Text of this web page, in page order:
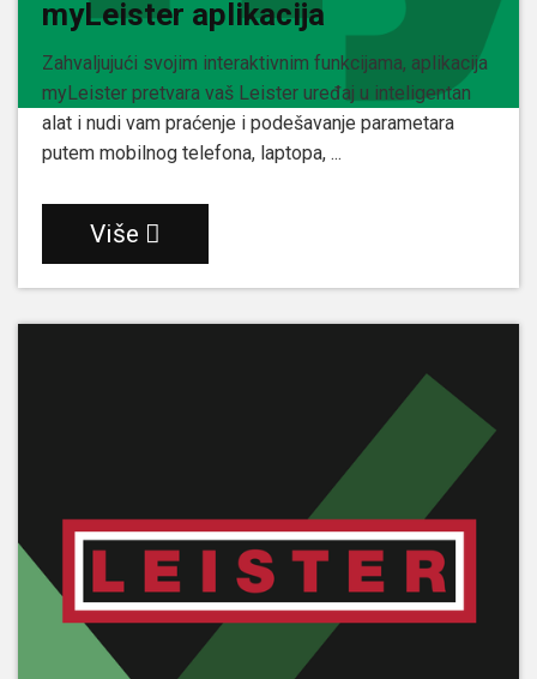
myLeister aplikacija
Zahvaljujući svojim interaktivnim funkcijama, aplikacija
myLeister pretvara vaš Leister uređaj u inteligentan
alat i nudi vam praćenje i podešavanje parametara
putem mobilnog telefona, laptopa, ...
Više